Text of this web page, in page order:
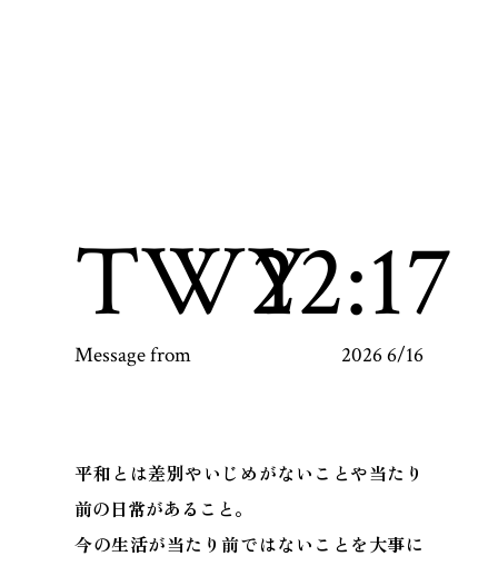
TWY22:17
Message from 2026 6/16
平和とは差別やいじめがないことや当たり
前の日常があること。
今の生活が当たり前ではないことを大事に